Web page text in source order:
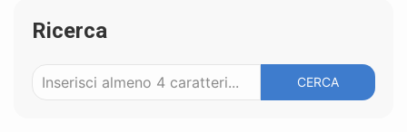
Ricerca
CERCA